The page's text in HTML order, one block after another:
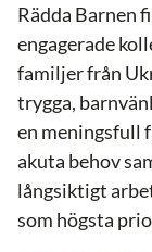
Rädda Barnen
engagerade
familjer från
trygga,
en meningsfull
akuta behov
långsiktigt
som högsta